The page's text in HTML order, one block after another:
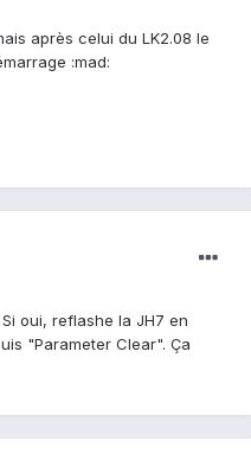
après celui du LK2.08 le
:mad:
oui, reflashe la JH7 en
"Parameter Clear". Ça